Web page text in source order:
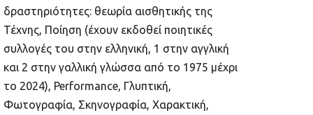
δραστηριότητες: θεωρία αισθητικής της
Τέχνης, Ποίηση (έχουν εκδοθεί ποιητικές
συλλογές του στην ελληνική, 1 στην αγγλική
και 2 στην γαλλική γλώσσα από το 1975 μέχρι
το 2024), Performance, Γλυπτική,
Φωτογραφία, Σκηνογραφία, Χαρακτική,